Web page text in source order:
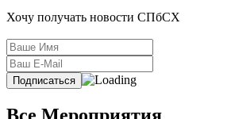
Хочу получать новости СПбСХ